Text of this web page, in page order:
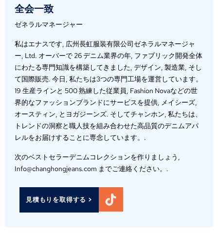
全会一致
ゼネラルマネージャー
私はエナスです, 広州長虹服装有限公司ゼネラルマネージャ
ー, Ltd. オーバーで 26 デニム業界の年, ファブリック開発全体
にわたる専門知識を構築してきました, デザイン, 製造業, そし
て国際販売. 今日, 私たちは3つの専門工場を運営しています。
19 生産ラインと 500 熟練した従業員, Fashion Novaなどの世
界的なファッションブランドにサービスを提供, メイシーズ,
オースティン, とヨガジーンズ. そしてチャンホン, 私たちは、
トレンドの洞察と職人技を組み合わせた高品質のデニムアパ
レルをお届けすることに専念しています。.
次のベストセラーデニムコレクションを作りましょう,
Info@changhongjeans.com までご連絡ください。.
見積もりを取得する >